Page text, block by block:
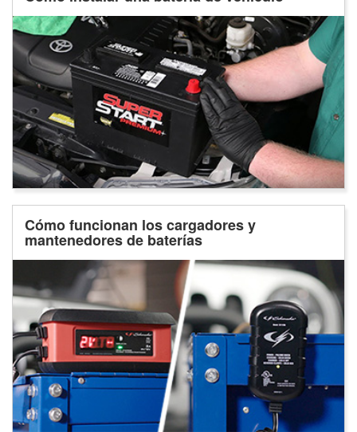
Cómo funcionan los cargadores y
mantenedores de baterías